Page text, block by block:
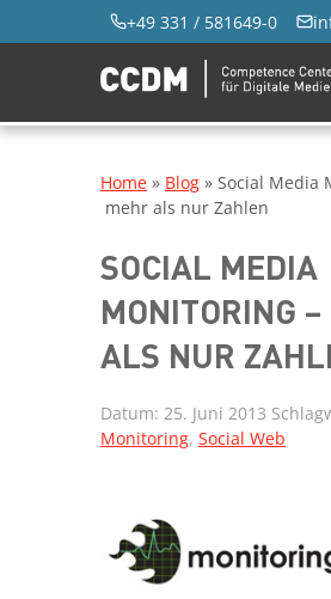
+49 331 / 581649-0
Home » Blog » Social Media
mehr als nur Zahlen
SOCIAL MEDIA
MONITORING –
ALS NUR
Datum: 25. Juni 2013
Monitoring, Social Web